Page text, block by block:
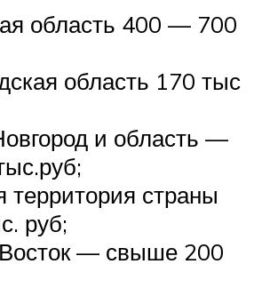
область 400 — 700
область 170 тыс
и область —
территория страны
руб;
— свыше 200